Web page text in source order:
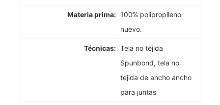
Materia prima: 100% polipropileno
nuevo.
Técnicas: Tela no tejida
Spunbond, tela no
tejida de ancho ancho
para juntas